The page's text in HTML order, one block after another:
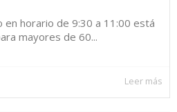
en horario de 9:30 a 11:00 está
mayores de 60...
Leer más